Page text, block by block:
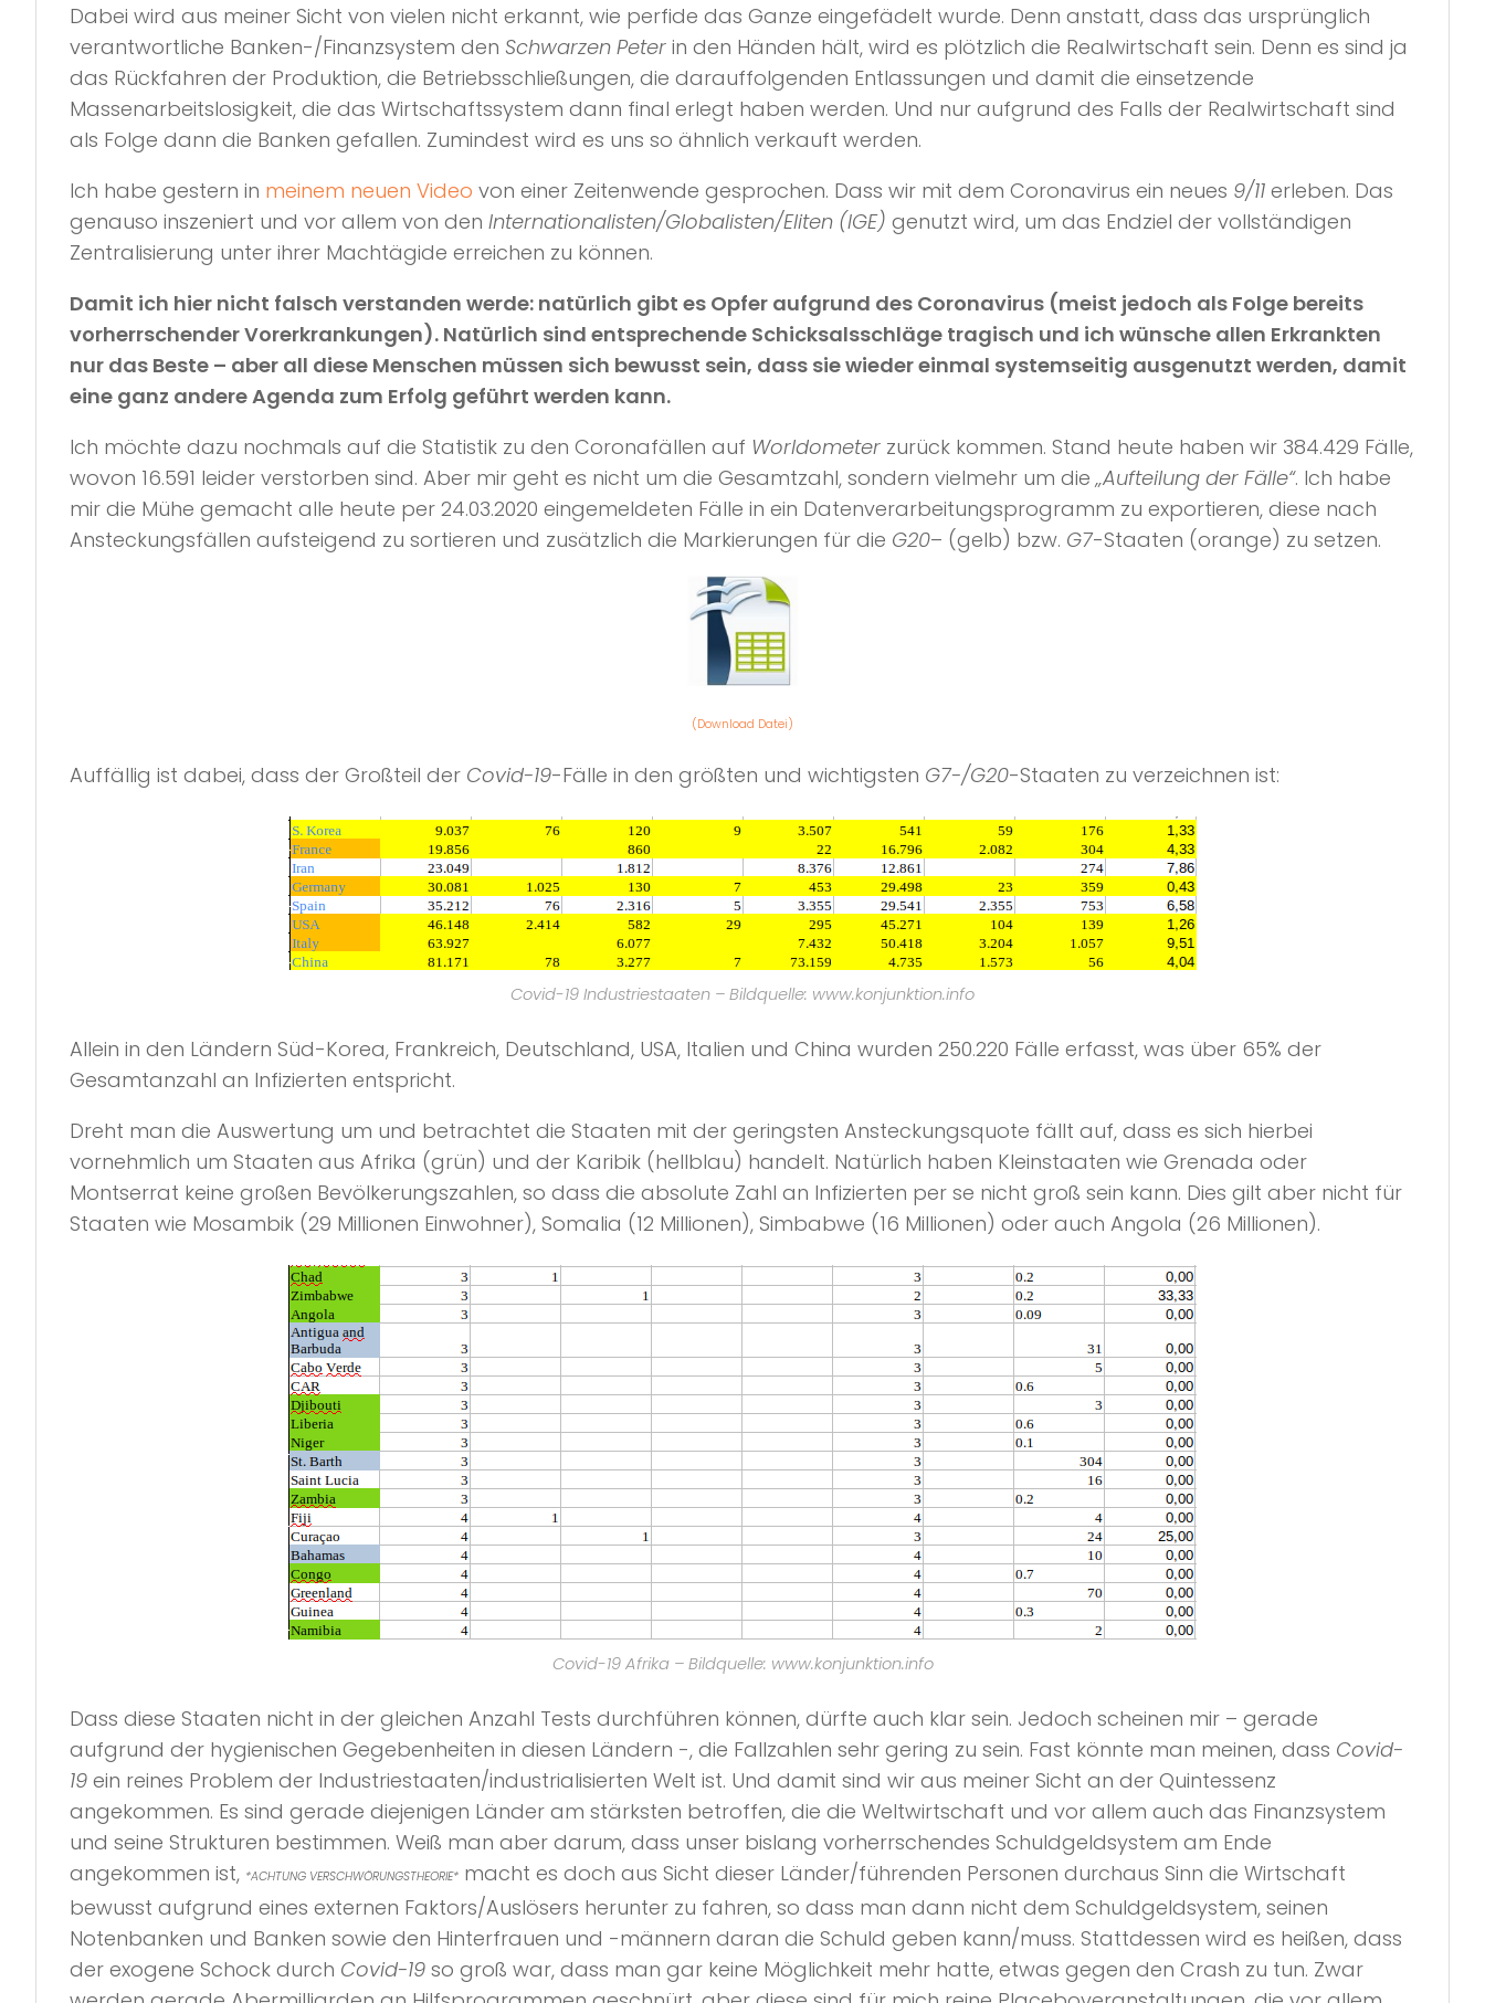
Dabei wird aus meiner Sicht von vielen nicht erkannt, wie perfide das Ganze eingefädelt wurde. Denn anstatt, dass das ursprünglich
verantwortliche Banken-/Finanzsystem den Schwarzen Peter in den Händen hält, wird es plötzlich die Realwirtschaft sein. Denn es sind ja
das Rückfahren der Produktion, die Betriebsschließungen, die darauffolgenden Entlassungen und damit die einsetzende
Massenarbeitslosigkeit, die das Wirtschaftssystem dann final erlegt haben werden. Und nur aufgrund des Falls der Realwirtschaft sind
als Folge dann die Banken gefallen. Zumindest wird es uns so ähnlich verkauft werden.
Ich habe gestern in meinem neuen Video von einer Zeitenwende gesprochen. Dass wir mit dem Coronavirus ein neues 9/11 erleben. Das
genauso inszeniert und vor allem von den Internationalisten/Globalisten/Eliten (IGE) genutzt wird, um das Endziel der vollständigen
Zentralisierung unter ihrer Machtägide erreichen zu können.
Damit ich hier nicht falsch verstanden werde: natürlich gibt es Opfer aufgrund des Coronavirus (meist jedoch als Folge bereits
vorherrschender Vorerkrankungen). Natürlich sind entsprechende Schicksalsschläge tragisch und ich wünsche allen Erkrankten
nur das Beste – aber all diese Menschen müssen sich bewusst sein, dass sie wieder einmal systemseitig ausgenutzt werden, damit
eine ganz andere Agenda zum Erfolg geführt werden kann.
Ich möchte dazu nochmals auf die Statistik zu den Coronafällen auf Worldometer zurück kommen. Stand heute haben wir 384.429 Fälle,
wovon 16.591 leider verstorben sind. Aber mir geht es nicht um die Gesamtzahl, sondern vielmehr um die„Aufteilung der Fälle“. Ich habe
mir die Mühe gemacht alle heute per 24.03.2020 eingemeldeten Fälle in ein Datenverarbeitungsprogramm zu exportieren, diese nach
Ansteckungsfällen aufsteigend zu sortieren und zusätzlich die Markierungen für die G20– (gelb) bzw. G7-Staaten (orange) zu setzen.
(Download Datei)
Auffällig ist dabei, dass der Großteil der Covid-19-Fälle in den größten und wichtigsten G7-/G20-Staaten zu verzeichnen ist:
Covid-19 Industriestaaten – Bildquelle: www.konjunktion.info
Allein in den Ländern Süd-Korea, Frankreich, Deutschland, USA, Italien und China wurden 250.220 Fälle erfasst, was über 65% der
Gesamtanzahl an Infizierten entspricht.
Dreht man die Auswertung um und betrachtet die Staaten mit der geringsten Ansteckungsquote fällt auf, dass es sich hierbei
vornehmlich um Staaten aus Afrika (grün) und der Karibik (hellblau) handelt. Natürlich haben Kleinstaaten wie Grenada oder
Montserrat keine großen Bevölkerungszahlen, so dass die absolute Zahl an Infizierten per se nicht groß sein kann. Dies gilt aber nicht für
Staaten wie Mosambik (29 Millionen Einwohner), Somalia (12 Millionen), Simbabwe (16 Millionen) oder auch Angola (26 Millionen).
Covid-19 Afrika – Bildquelle: www.konjunktion.info
Dass diese Staaten nicht in der gleichen Anzahl Tests durchführen können, dürfte auch klar sein. Jedoch scheinen mir – gerade
aufgrund der hygienischen Gegebenheiten in diesen Ländern -, die Fallzahlen sehr gering zu sein. Fast könnte man meinen, dass Covid-
19 ein reines Problem der Industriestaaten/industrialisierten Welt ist. Und damit sind wir aus meiner Sicht an der Quintessenz
angekommen. Es sind gerade diejenigen Länder am stärksten betroffen, die die Weltwirtschaft und vor allem auch das Finanzsystem
und seine Strukturen bestimmen. Weiß man aber darum, dass unser bislang vorherrschendes Schuldgeldsystem am Ende
angekommen ist, *ACHTUNG VERSCHWÖRUNGSTHEORIE* macht es doch aus Sicht dieser Länder/führenden Personen durchaus Sinn die Wirtschaft
bewusst aufgrund eines externen Faktors/Auslösers herunter zu fahren, so dass man dann nicht dem Schuldgeldsystem, seinen
Notenbanken und Banken sowie den Hinterfrauen und -männern daran die Schuld geben kann/muss. Stattdessen wird es heißen, dass
der exogene Schock durch Covid-19 so groß war, dass man gar keine Möglichkeit mehr hatte, etwas gegen den Crash zu tun. Zwar